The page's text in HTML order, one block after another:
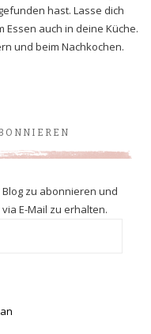
hast. Lasse dich
auch in deine Küche.
und beim Nachkochen.
zu abonnieren und
E-Mail zu erhalten.